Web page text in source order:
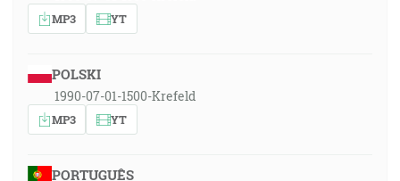
MP3 YT
POLSKI
1990-07-01-1500-Krefeld
MP3 YT
PORTUGUÊS